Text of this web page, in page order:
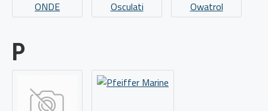
ONDE Osculati Owatrol
P